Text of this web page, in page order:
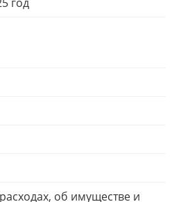
об имуществе и